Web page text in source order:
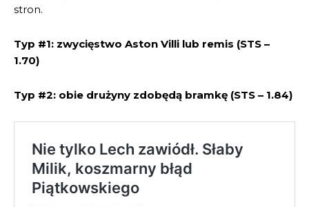
stron.
Typ #1: zwycięstwo Aston Villi lub remis (STS –
1.70)
Typ #2: obie drużyny zdobędą bramkę (STS – 1.84)